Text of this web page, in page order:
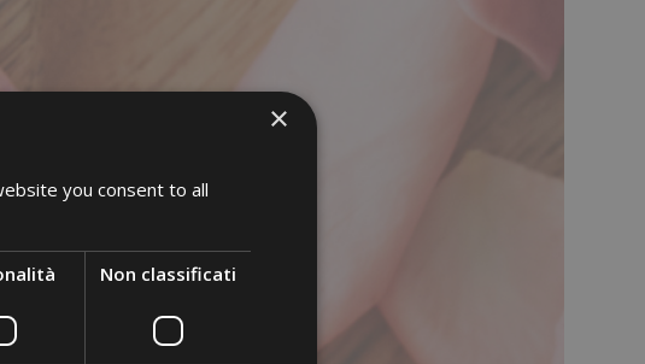
×
you consent to all
Non classificati